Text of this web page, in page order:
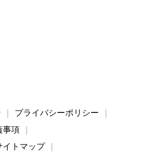
プライバシーポリシー
事項
イトマップ